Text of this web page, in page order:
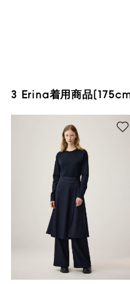
3 Erina着用商品